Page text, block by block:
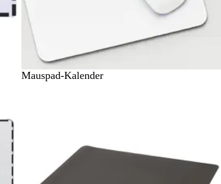
Mauspad-Kalender